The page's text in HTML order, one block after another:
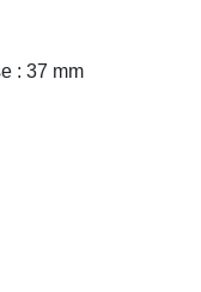
: 37 mm